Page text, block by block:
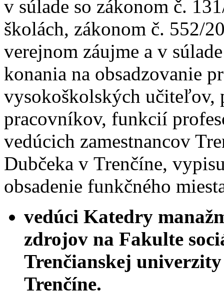
v súlade so zákonom č.
školách, zákonom č. 552/
verejnom záujme a v
konania na obsadzovanie
vysokoškolských učiteľov,
pracovníkov, funkcií
vedúcich zamestnancov
Dubčeka v Trenčíne,
obsadenie funkčného
vedúci Katedry
zdrojov na Fakulte
Trenčianskej
Trenčíne.